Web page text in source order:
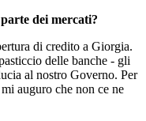
dei mercati?
di credito a Giorgia.
delle banche - gli
al nostro Governo. Per
auguro che non ce ne